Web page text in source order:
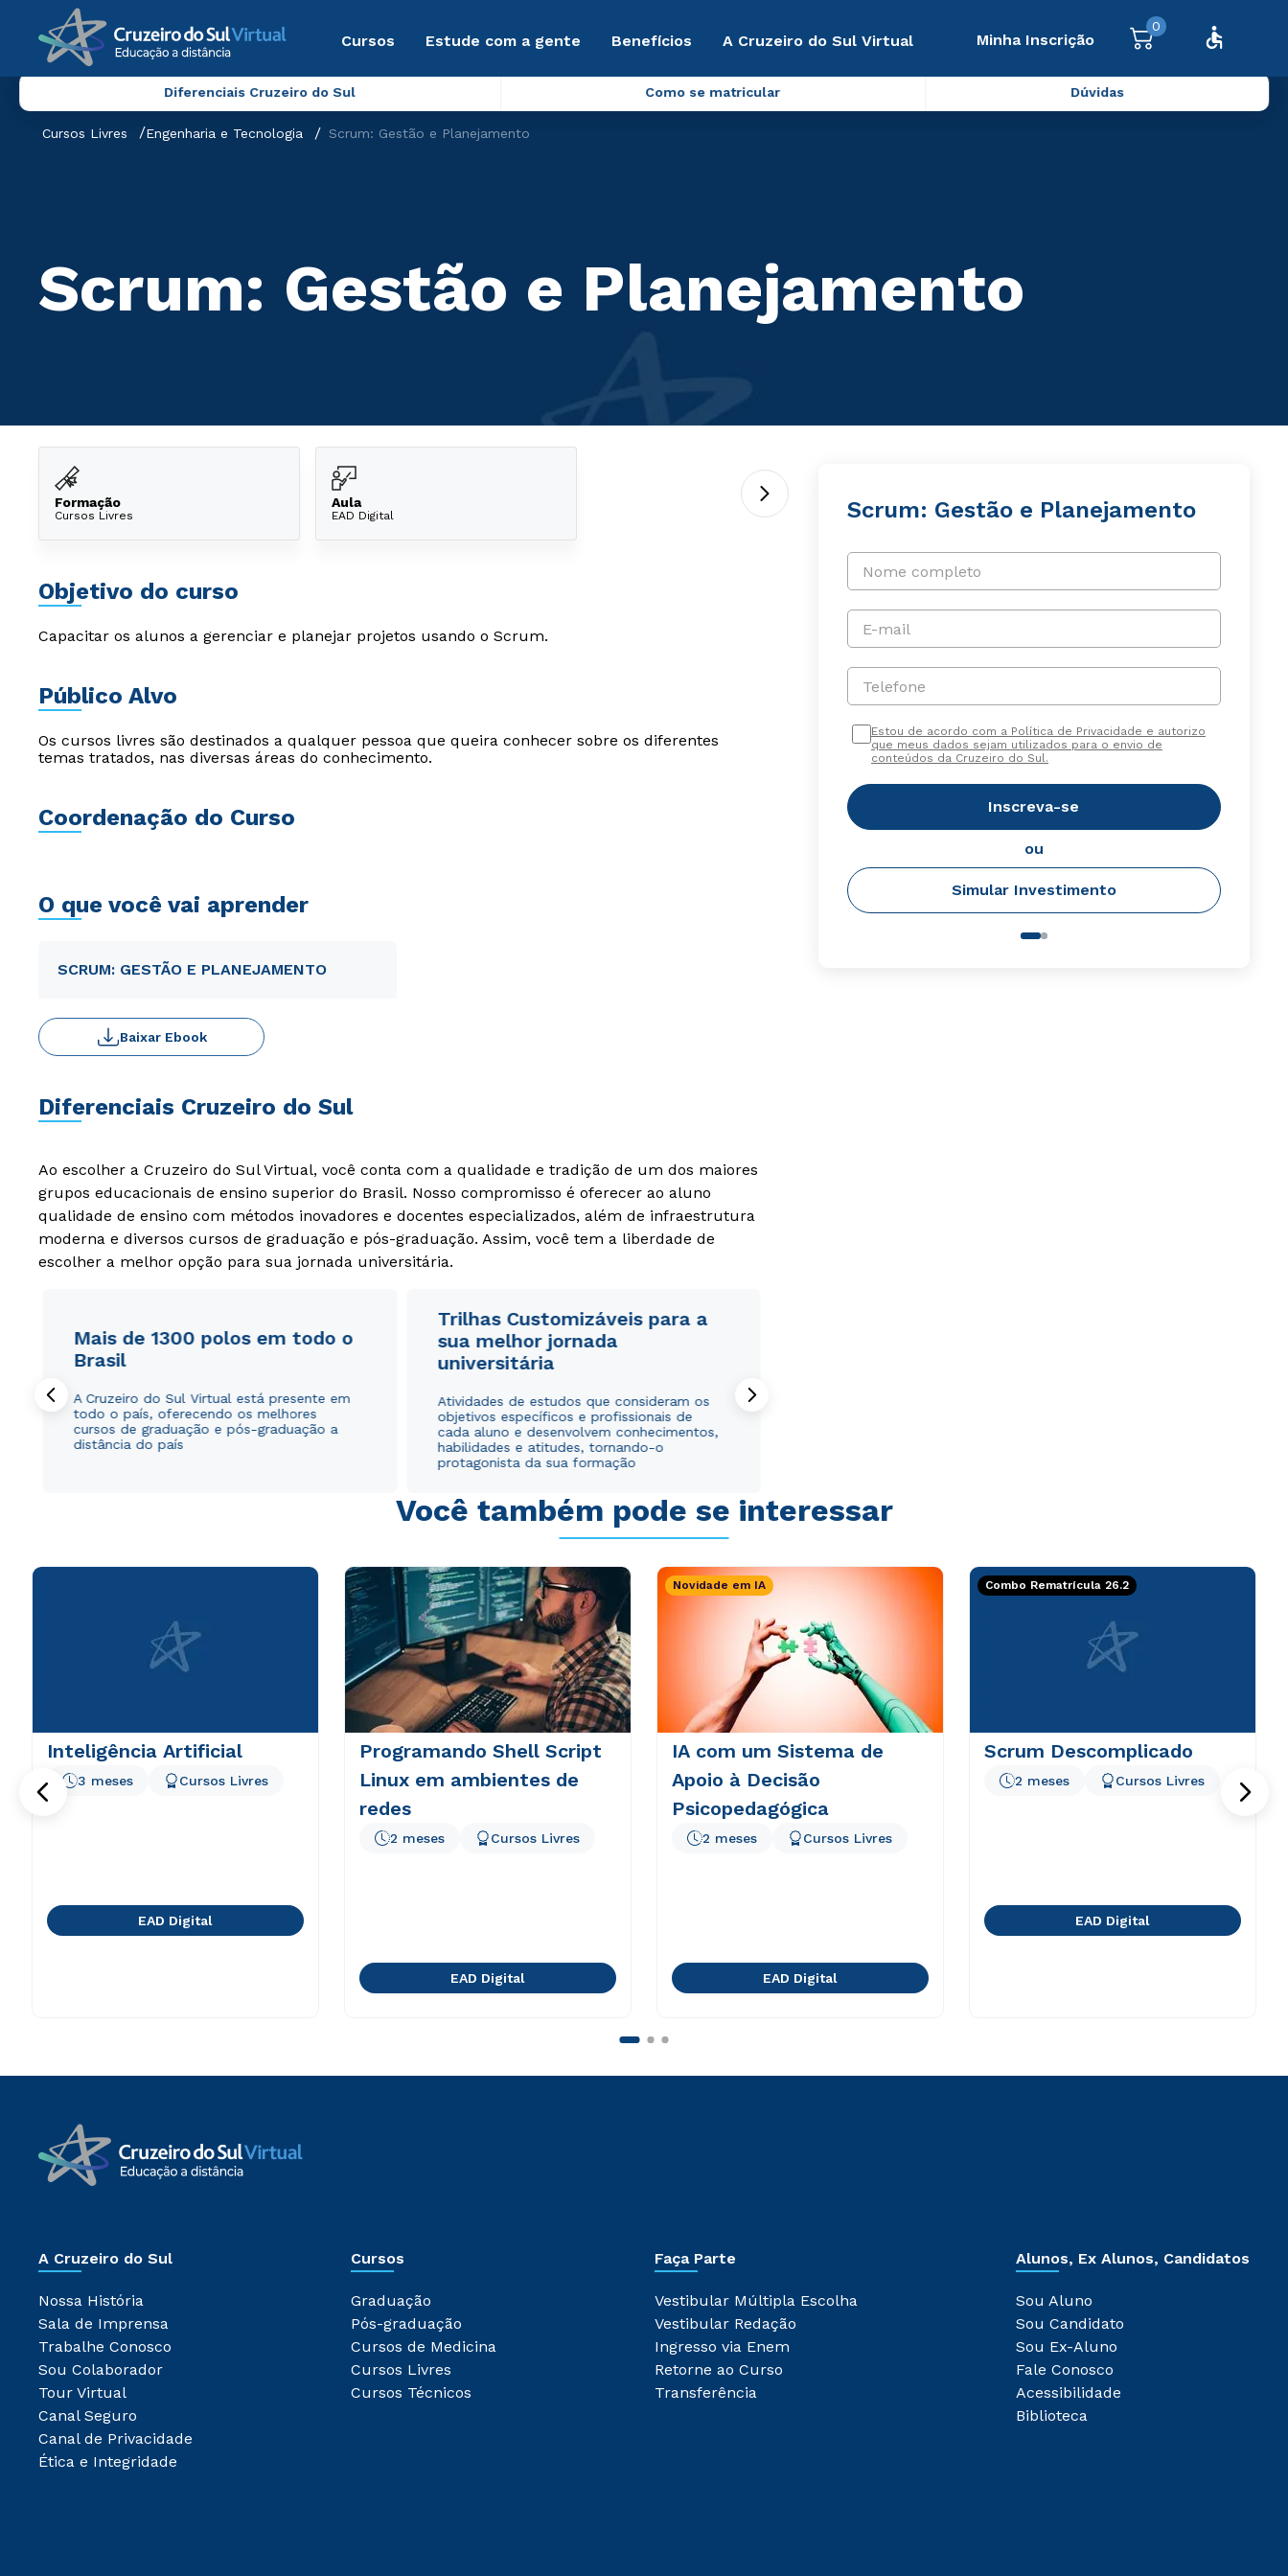
Cursos Estude com a gente Benefícios A Cruzeiro do Sul Virtual Minha Inscrição
0
Diferenciais Cruzeiro do Sul Como se matricular Dúvidas
Cursos Livres Engenharia e Tecnologia Scrum: Gestão e Planejamento
Scrum: Gestão e Planejamento
Formação
Cursos Livres
Aula
EAD Digital
Objetivo do curso
Capacitar os alunos a gerenciar e planejar projetos usando o Scrum.
Público Alvo
Os cursos livres são destinados a qualquer pessoa que queira conhecer sobre os diferentes
temas tratados, nas diversas áreas do conhecimento.
Coordenação do Curso
O que você vai aprender
SCRUM: GESTÃO E PLANEJAMENTO
Baixar Ebook
Diferenciais Cruzeiro do Sul
Ao escolher a Cruzeiro do Sul Virtual, você conta com a qualidade e tradição de um dos maiores
grupos educacionais de ensino superior do Brasil. Nosso compromisso é oferecer ao aluno
qualidade de ensino com métodos inovadores e docentes especializados, além de infraestrutura
moderna e diversos cursos de graduação e pós-graduação. Assim, você tem a liberdade de
escolher a melhor opção para sua jornada universitária.
Mais de 1300 polos em todo o
Brasil
A Cruzeiro do Sul Virtual está presente em
todo o país, oferecendo os melhores
cursos de graduação e pós-graduação a
distância do país
Trilhas Customizáveis para a
sua melhor jornada
universitária
Atividades de estudos que consideram os
objetivos específicos e profissionais de
cada aluno e desenvolvem conhecimentos,
habilidades e atitudes, tornando-o
protagonista da sua formação
Scrum: Gestão e Planejamento
Nome completo
E-mail
Telefone
Estou de acordo com a Política de Privacidade e autorizo
que meus dados sejam utilizados para o envio de
conteúdos da Cruzeiro do Sul.
Inscreva-se
ou
Simular Investimento
Você também pode se interessar
Inteligência Artificial
3 meses Cursos Livres
EAD Digital
Programando Shell Script
Linux em ambientes de
redes
2 meses Cursos Livres
EAD Digital
Novidade em IA
IA com um Sistema de
Apoio à Decisão
Psicopedagógica
2 meses Cursos Livres
EAD Digital
Combo Rematrícula 26.2
Scrum Descomplicado
2 meses Cursos Livres
EAD Digital
A Cruzeiro do Sul
Nossa História
Sala de Imprensa
Trabalhe Conosco
Sou Colaborador
Tour Virtual
Canal Seguro
Canal de Privacidade
Ética e Integridade
Cursos
Graduação
Pós-graduação
Cursos de Medicina
Cursos Livres
Cursos Técnicos
Faça Parte
Vestibular Múltipla Escolha
Vestibular Redação
Ingresso via Enem
Retorne ao Curso
Transferência
Alunos, Ex Alunos, Candidatos
Sou Aluno
Sou Candidato
Sou Ex-Aluno
Fale Conosco
Acessibilidade
Biblioteca
Rápido e fácil
WhatsApp
ou
Estou de acordo com a Política de Privacidade.e
autorizo que meus dados sejam utilizados para o
envio de conteúdos da Cruzeiro do Sul.
Rápido e fácil
WhatsApp
ou
Estou de acordo com a Política de Privacidade.e
autorizo que meus dados sejam utilizados para o
envio de conteúdos da Cruzeiro do Sul.